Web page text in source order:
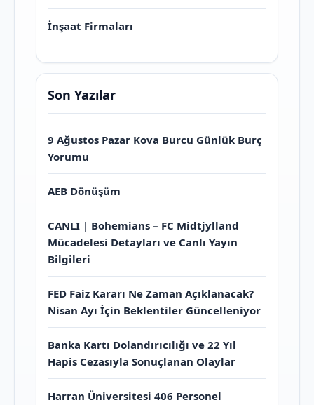
İnşaat Firmaları
Son Yazılar
9 Ağustos Pazar Kova Burcu Günlük Burç
Yorumu
AEB Dönüşüm
CANLI | Bohemians – FC Midtjylland
Mücadelesi Detayları ve Canlı Yayın
Bilgileri
FED Faiz Kararı Ne Zaman Açıklanacak?
Nisan Ayı İçin Beklentiler Güncelleniyor
Banka Kartı Dolandırıcılığı ve 22 Yıl
Hapis Cezasıyla Sonuçlanan Olaylar
Harran Üniversitesi 406 Personel